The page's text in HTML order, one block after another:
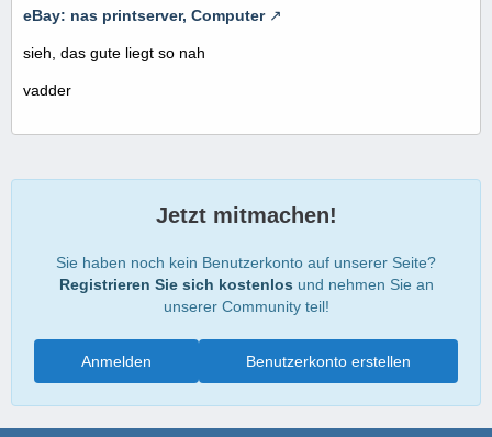
eBay: nas printserver, Computer
sieh, das gute liegt so nah
vadder
Jetzt mitmachen!
Sie haben noch kein Benutzerkonto auf unserer Seite?
Registrieren Sie sich kostenlos und nehmen Sie an
unserer Community teil!
Benutzerkonto erstellen
Anmelden